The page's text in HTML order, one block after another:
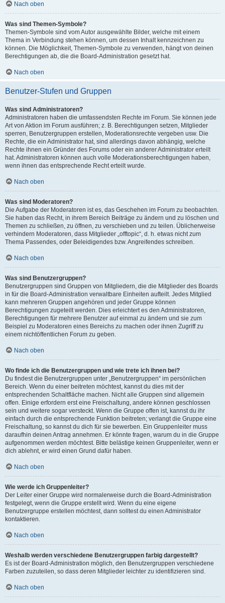
Nach oben
Was sind Themen-Symbole?
Themen-Symbole sind vom Autor ausgewählte Bilder, welche mit einem
Thema in Verbindung stehen können, um dessen Inhalt kennzeichnen zu
können. Die Möglichkeit, Themen-Symbole zu verwenden, hängt von deinen
Berechtigungen ab, die die Board-Administration gesetzt hat.
Nach oben
Benutzer-Stufen und Gruppen
Was sind Administratoren?
Administratoren haben die umfassendsten Rechte im Forum. Sie können jede
Art von Aktion im Forum ausführen; z. B. Berechtigungen setzen, Mitglieder
sperren, Benutzergruppen erstellen, Moderationsrechte vergeben usw. Die
Rechte, die ein Administrator hat, sind allerdings davon abhängig, welche
Rechte ihnen ein Gründer des Forums oder ein anderer Administrator erteilt
hat. Administratoren können auch volle Moderationsberechtigungen haben,
wenn ihnen das entsprechende Recht erteilt wurde.
Nach oben
Was sind Moderatoren?
Die Aufgabe der Moderatoren ist es, das Geschehen im Forum zu beobachten.
Sie haben das Recht, in ihrem Bereich Beiträge zu ändern und zu löschen und
Themen zu schließen, zu öffnen, zu verschieben und zu teilen. Üblicherweise
verhindern Moderatoren, dass Mitglieder „offtopic“, d. h. etwas nicht zum
Thema Passendes, oder Beleidigendes bzw. Angreifendes schreiben.
Nach oben
Was sind Benutzergruppen?
Benutzergruppen sind Gruppen von Mitgliedern, die die Mitglieder des Boards
in für die Board-Administration verwaltbare Einheiten aufteilt. Jedes Mitglied
kann mehreren Gruppen angehören und jeder Gruppe können
Berechtigungen zugeteilt werden. Dies erleichtert es den Administratoren,
Berechtigungen für mehrere Benutzer auf einmal zu ändern und sie zum
Beispiel zu Moderatoren eines Bereichs zu machen oder ihnen Zugriff zu
einem nichtöffentlichen Forum zu geben.
Nach oben
Wo finde ich die Benutzergruppen und wie trete ich ihnen bei?
Du findest die Benutzergruppen unter „Benutzergruppen“ im persönlichen
Bereich. Wenn du einer beitreten möchtest, kannst du dies mit der
entsprechenden Schaltfläche machen. Nicht alle Gruppen sind allgemein
offen. Einige erfordern erst eine Freischaltung, andere können geschlossen
sein und weitere sogar versteckt. Wenn die Gruppe offen ist, kannst du ihr
einfach durch die entsprechende Funktion beitreten; verlangt die Gruppe eine
Freischaltung, so kannst du dich für sie bewerben. Ein Gruppenleiter muss
daraufhin deinen Antrag annehmen. Er könnte fragen, warum du in die Gruppe
aufgenommen werden möchtest. Bitte belästige keinen Gruppenleiter, wenn er
dich ablehnt, er wird einen Grund dafür haben.
Nach oben
Wie werde ich Gruppenleiter?
Der Leiter einer Gruppe wird normalerweise durch die Board-Administration
festgelegt, wenn die Gruppe erstellt wird. Wenn du eine eigene
Benutzergruppe erstellen möchtest, dann solltest du einen Administrator
kontaktieren.
Nach oben
Weshalb werden verschiedene Benutzergruppen farbig dargestellt?
Es ist der Board-Administration möglich, den Benutzergruppen verschiedene
Farben zuzuteilen, so dass deren Mitglieder leichter zu identifizieren sind.
Nach oben